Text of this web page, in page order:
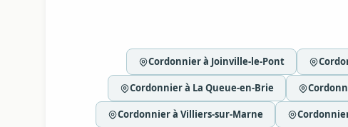
Cordonnier à Joinville-le-Pont
Cordonnier à La Queue-en-Brie
Cordonnier à Villiers-sur-Marne